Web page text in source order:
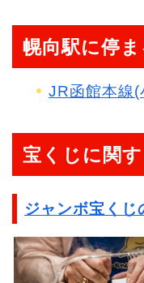
幌向駅に停
JR函館本線(
宝くじに関
ジャンボ宝くじ